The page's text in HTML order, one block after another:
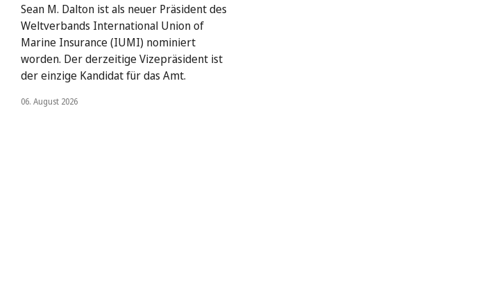
Sean M. Dalton ist als neuer Präsident des
Weltverbands International Union of
Marine Insurance (IUMI) nominiert
worden. Der derzeitige Vizepräsident ist
der einzige Kandidat für das Amt.
06. August 2026